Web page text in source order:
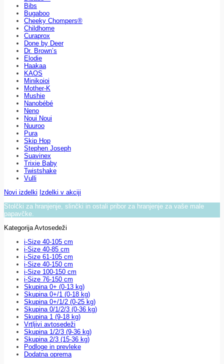
Bibs
Bugaboo
Cheeky Chompers®
Childhome
Curaprox
Done by Deer
Dr. Brown’s
Elodie
Haakaa
KAOS
Minikoioi
Mother-K
Mushie
Nanobébé
Neno
Noui Noui
Nuuroo
Pura
Skip Hop
Stephen Joseph
Suavinex
Trixie Baby
Twistshake
Vulli
Novi izdelki Izdelki v akciji
Stolčki za hranjenje, slinčki in ostali pribor za hranjenje za vaše male
papavčke.
Kategorija Avtosedeži
i-Size 40-105 cm
i-Size 40-85 cm
i-Size 61-105 cm
i-Size 40-150 cm
i-Size 100-150 cm
i-Size 76-150 cm
Skupina 0+ (0-13 kg)
Skupina 0+/1 (0-18 kg)
Skupina 0+/1/2 (0-25 kg)
Skupina 0/1/2/3 (0-36 kg)
Skupina 1 (9-18 kg)
Vrtljivi avtosedeži
Skupina 1/2/3 (9-36 kg)
Skupina 2/3 (15-36 kg)
Podloge in prevleke
Dodatna oprema